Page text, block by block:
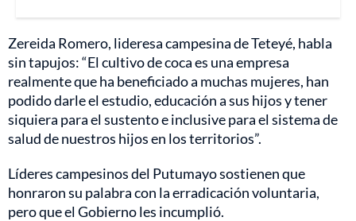
Zereida Romero, lideresa campesina de Teteyé, habla
sin tapujos: “El cultivo de coca es una empresa
realmente que ha beneficiado a muchas mujeres, han
podido darle el estudio, educación a sus hijos y tener
siquiera para el sustento e inclusive para el sistema de
salud de nuestros hijos en los territorios”.
Líderes campesinos del Putumayo sostienen que
honraron su palabra con la erradicación voluntaria,
pero que el Gobierno les incumplió.